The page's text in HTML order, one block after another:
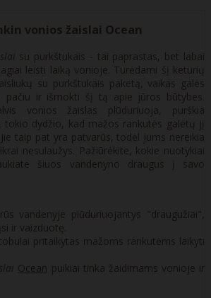
vonios žaislai Ocean
su purkštukais - tai paprastas, bet labai
leisti laiką vonioje. Turėdami šį keturių
su purkštukais paketą, vaikas galės
pačiu ir išmokti šį tą apie jūros būtybes.
vonios žaislas plūduriuoja, purškia
tokio dydžio, kad mažos rankutės galėtų jį
taip pat yra patvarūs, todėl jums nereikia
nesulaužys. Pažiūrėkite, kokie nuotykiai
šiuos vandenyno draugus į savo
vandenyje plūduriuojantys "draugužiai",
ir vaizduotę.
pritaikytas mažoms rankutėms laikyti
Ocean puikiai tinka žaidimams vonioje ir